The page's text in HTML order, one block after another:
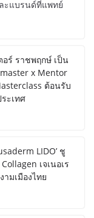
ะแบรนด์ที่แพทย์
อร์ ราชพฤกษ์ เป็น
x Mentor
ต้อนรับ
ะเทศ
LIDO’ ชู
เจเนอเร
มเมืองไทย